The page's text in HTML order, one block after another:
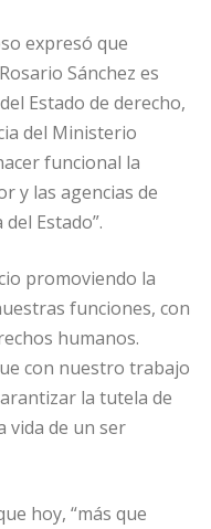
expresó que
Sánchez es
Estado de derecho,
del Ministerio
funcional la
y las agencias de
Estado”.
promoviendo la
funciones, con
humanos.
con nuestro trabajo
la tutela de
vida de un ser
hoy, “más que